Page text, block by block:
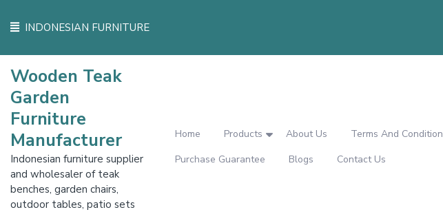
INDONESIAN FURNITURE
Wooden Teak
Garden
Furniture
Manufacturer
Indonesian furniture supplier
and wholesaler of teak
benches, garden chairs,
outdoor tables, patio sets
Home Products About Us
Terms And Condition
Purchase Guarantee
Blogs Contact Us